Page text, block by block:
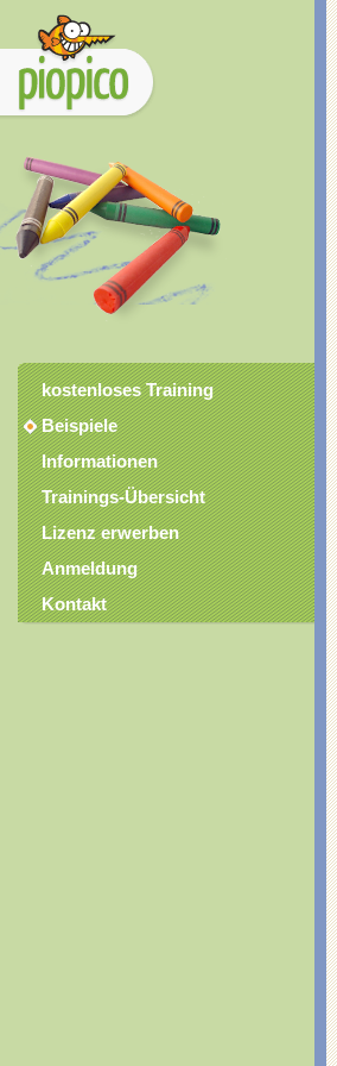
kostenloses Training
Beispiele
Informationen
Trainings-Übersicht
Lizenz erwerben
Anmeldung
Kontakt